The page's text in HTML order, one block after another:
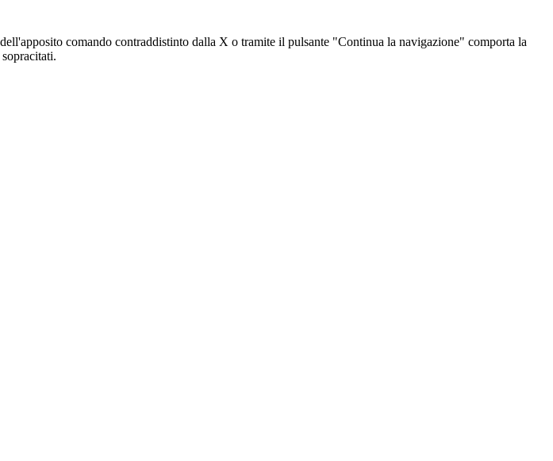
comando contraddistinto dalla X o tramite il pulsante "Continua la navigazione" comporta la